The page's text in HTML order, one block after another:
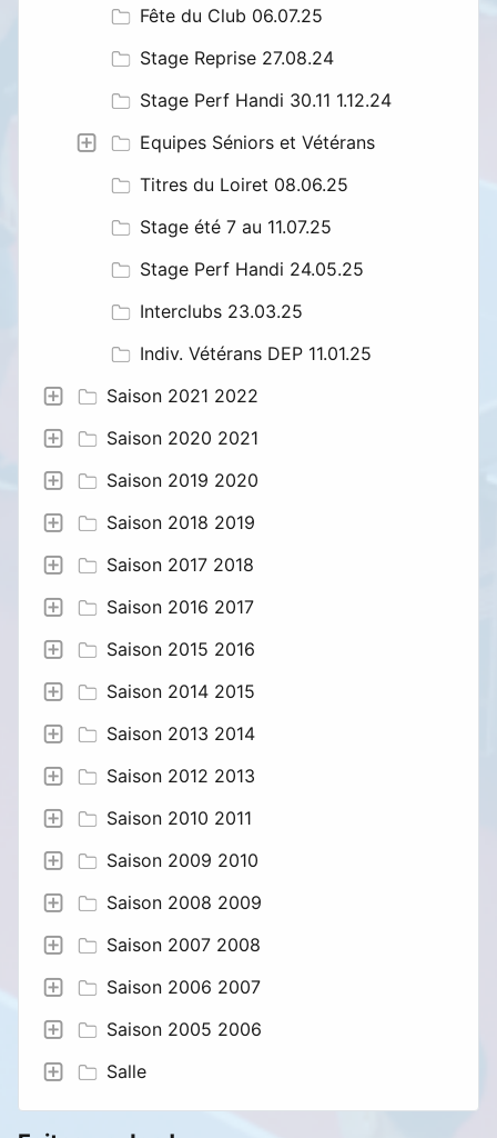
Fête du Club 06.07.25
Stage Reprise 27.08.24
Stage Perf Handi 30.11 1.12.24
Equipes Séniors et Vétérans
Titres du Loiret 08.06.25
Stage été 7 au 11.07.25
Stage Perf Handi 24.05.25
Interclubs 23.03.25
Indiv. Vétérans DEP 11.01.25
Saison 2021 2022
Saison 2020 2021
Saison 2019 2020
Saison 2018 2019
Saison 2017 2018
Saison 2016 2017
Saison 2015 2016
Saison 2014 2015
Saison 2013 2014
Saison 2012 2013
Saison 2010 2011
Saison 2009 2010
Saison 2008 2009
Saison 2007 2008
Saison 2006 2007
Saison 2005 2006
Salle